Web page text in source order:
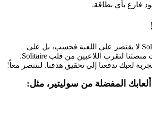
فارغ بأي بطاقة.
ندرك بأن لعب Solitaire لا يقتصر على اللعبة فحسب، بل على
التجربة أيضًا. صُممت منصتنا لتقرب اللاعبين من قلب Solitaire.
لعبك تدفعنا إلى تحقيق هدفنا. لننتصر معاً!
المفضلة من سوليتير، مثل: